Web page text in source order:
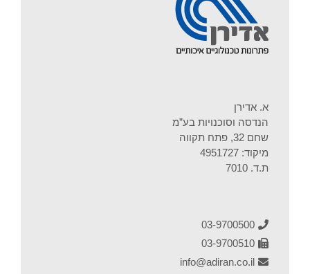
א. אדירן
הנדסה וסוכנויות בע”מ
שחם 32, פתח תקווה
מיקוד: 4951727
ת.ד. 7010
03-9700500
03-9700510
info@adiran.co.il